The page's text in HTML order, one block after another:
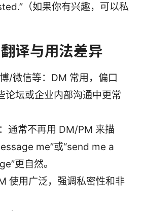
（如果你有兴趣，可以私
译与用法差异
/微信等：DM 常用，偏口
论坛或企业内部沟通中更常
通常不再用 DM/PM 来描
me”或“send me a
更自然。
使用广泛，强调私密性和非